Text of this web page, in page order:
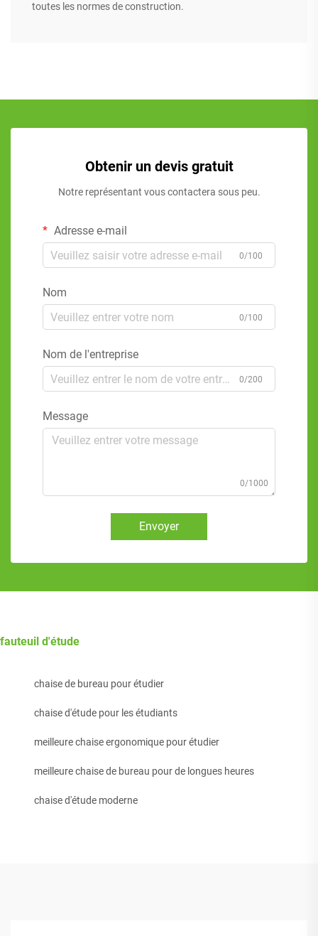
toutes les normes de construction.
Obtenir un devis gratuit
Notre représentant vous contactera sous peu.
Adresse e-mail
0/100
Nom
0/100
Nom de l'entreprise
0/200
Message
0/1000
Envoyer
fauteuil d'étude
chaise de bureau pour étudier
chaise d'étude pour les étudiants
meilleure chaise ergonomique pour étudier
meilleure chaise de bureau pour de longues heures
chaise d'étude moderne